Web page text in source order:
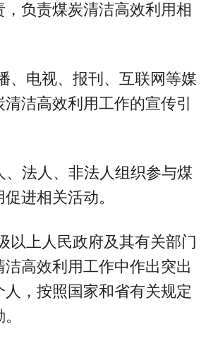
，负责煤炭清洁高效利用相
、电视、报刊、互联网等媒
洁高效利用工作的宣传引
、法人、非法人组织参与煤
进相关活动。
以上人民政府及其有关部门
高效利用工作中作出突出
，按照国家和省有关规定